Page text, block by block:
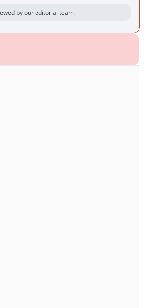
by our editorial team.